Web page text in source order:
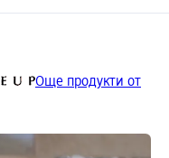
Още продукти от